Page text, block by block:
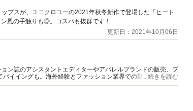
プスが、ユニクロユーの2021年秋冬新作で登場した「ヒート
風の手触りも◎。コスパも抜群です！
更新日：2021年10月06日
ン誌のアシスタントエディターやアパレルブランドの販売、プ
イイングも。海外経験とファッション業界での勤務経験から
ます。
...続きを読む